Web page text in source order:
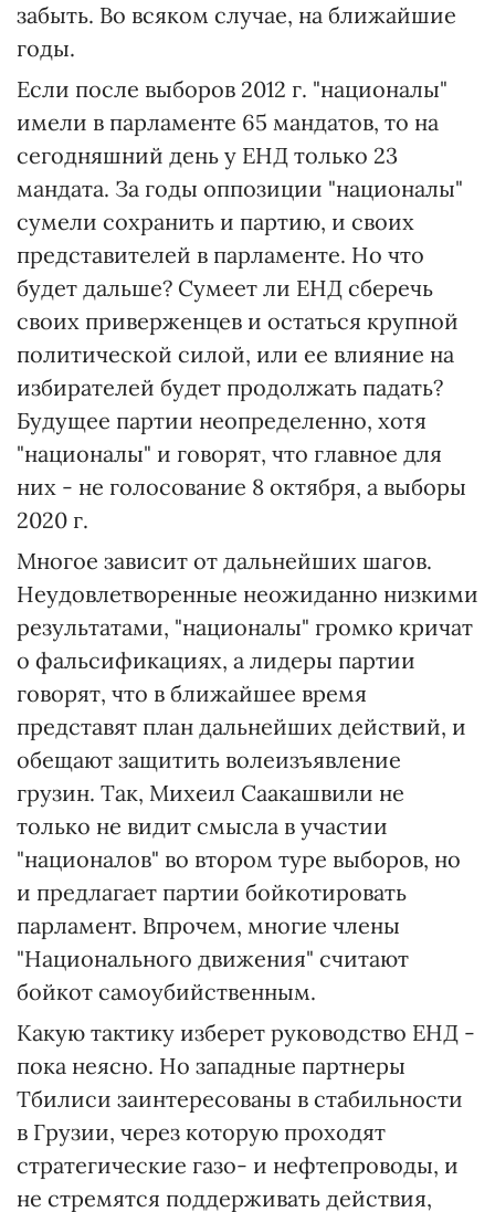
забыть. Во всяком случае, на ближайшие
годы.
Если после выборов 2012 г. "националы"
имели в парламенте 65 мандатов, то на
сегодняшний день у ЕНД только 23
мандата. За годы оппозиции "националы"
сумели сохранить и партию, и своих
представителей в парламенте. Но что
будет дальше? Сумеет ли ЕНД сберечь
своих приверженцев и остаться крупной
политической силой, или ее влияние на
избирателей будет продолжать падать?
Будущее партии неопределенно, хотя
"националы" и говорят, что главное для
них - не голосование 8 октября, а выборы
2020 г.
Многое зависит от дальнейших шагов.
Неудовлетворенные неожиданно низкими
результатами, "националы" громко кричат
о фальсификациях, а лидеры партии
говорят, что в ближайшее время
представят план дальнейших действий, и
обещают защитить волеизъявление
грузин. Так, Михеил Саакашвили не
только не видит смысла в участии
"националов" во втором туре выборов, но
и предлагает партии бойкотировать
парламент. Впрочем, многие члены
"Национального движения" считают
бойкот самоубийственным.
Какую тактику изберет руководство ЕНД -
пока неясно. Но западные партнеры
Тбилиси заинтересованы в стабильности
в Грузии, через которую проходят
стратегические газо- и нефтепроводы, и
не стремятся поддерживать действия,